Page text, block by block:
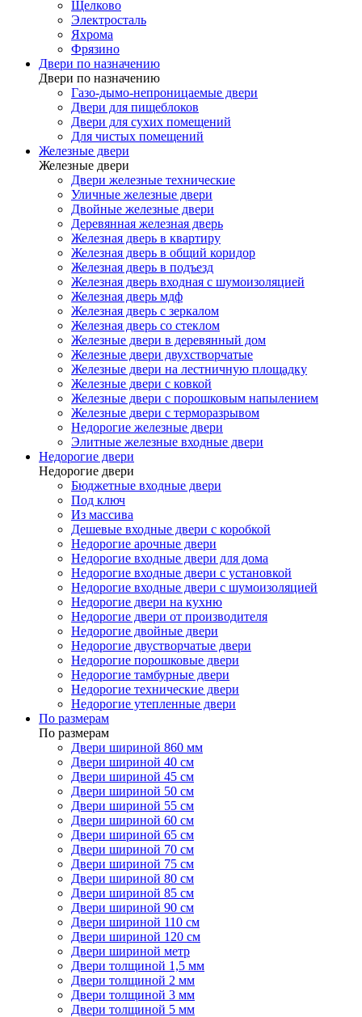
Щелково
Электросталь
Яхрома
Фрязино
Двери по назначению
Двери по назначению
Газо-дымо-непроницаемые двери
Двери для пищеблоков
Двери для сухих помещений
Для чистых помещений
Железные двери
Железные двери
Двери железные технические
Уличные железные двери
Двойные железные двери
Деревянная железная дверь
Железная дверь в квартиру
Железная дверь в общий коридор
Железная дверь в подъезд
Железная дверь входная с шумоизоляцией
Железная дверь мдф
Железная дверь с зеркалом
Железная дверь со стеклом
Железные двери в деревянный дом
Железные двери двухстворчатые
Железные двери на лестничную площадку
Железные двери с ковкой
Железные двери с порошковым напылением
Железные двери с терморазрывом
Недорогие железные двери
Элитные железные входные двери
Недорогие двери
Недорогие двери
Бюджетные входные двери
Под ключ
Из массива
Дешевые входные двери с коробкой
Недорогие арочные двери
Недорогие входные двери для дома
Недорогие входные двери с установкой
Недорогие входные двери с шумоизоляцией
Недорогие двери на кухню
Недорогие двери от производителя
Недорогие двойные двери
Недорогие двустворчатые двери
Недорогие порошковые двери
Недорогие тамбурные двери
Недорогие технические двери
Недорогие утепленные двери
По размерам
По размерам
Двери шириной 860 мм
Двери шириной 40 см
Двери шириной 45 см
Двери шириной 50 см
Двери шириной 55 см
Двери шириной 60 см
Двери шириной 65 см
Двери шириной 70 см
Двери шириной 75 см
Двери шириной 80 см
Двери шириной 85 см
Двери шириной 90 см
Двери шириной 110 см
Двери шириной 120 см
Двери шириной метр
Двери толщиной 1,5 мм
Двери толщиной 2 мм
Двери толщиной 3 мм
Двери толщиной 5 мм